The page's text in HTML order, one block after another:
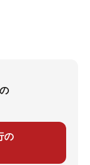
の